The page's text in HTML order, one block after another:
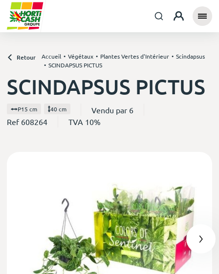
Retour Accueil Végétaux Plantes Vertes d'Intérieur
Scindapsus
SCINDAPSUS PICTUS
SCINDAPSUS PICTUS
P15 cm 40 cm
Vendu par 6
Ref 608264
TVA 10%